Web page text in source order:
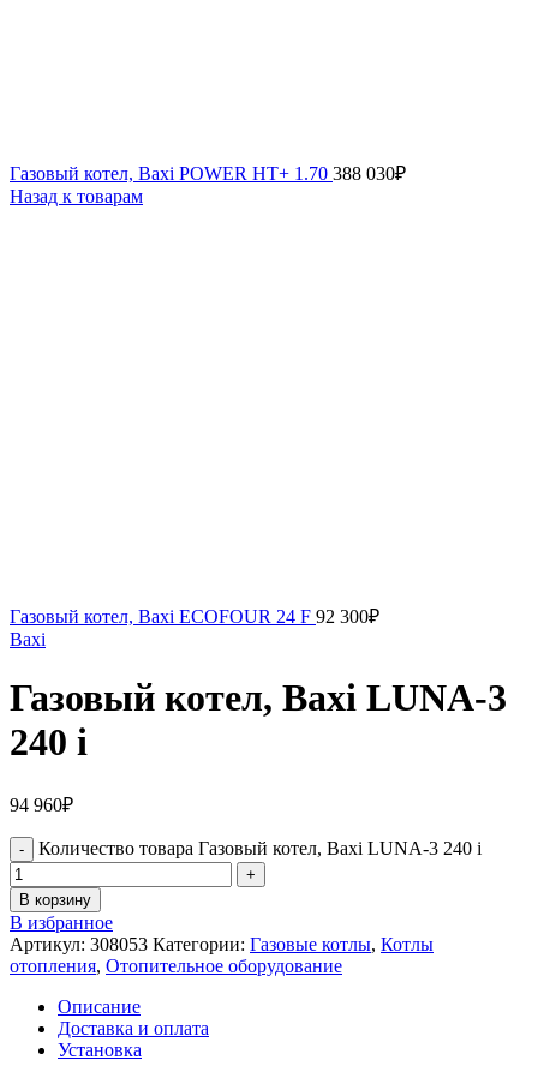
Газовый котел, Baxi POWER HT+ 1.70 388 030₽
Назад к товарам
Газовый котел, Baxi ECOFOUR 24 F 92 300₽
Baxi
Газовый котел, Baxi LUNA-3
240 i
94 960₽
Количество товара Газовый котел, Baxi LUNA-3 240 i
В корзину
В избранное
Артикул: 308053 Категории: Газовые котлы, Котлы
отопления, Отопительное оборудование
Описание
Доставка и оплата
Установка